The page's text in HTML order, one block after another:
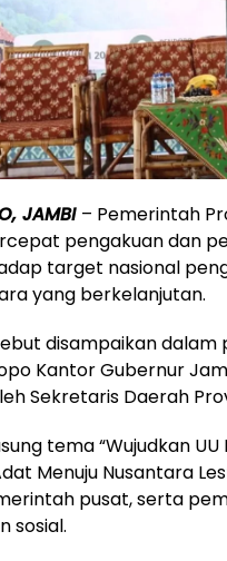
JAMBI – Pemerintah
pengakuan dan
target nasional
yang berkelanjutan.
disampaikan dalam
Kantor Gubernur
Sekretaris Daerah
tema “Wujudkan
Menuju Nusantara
pusat, serta
sosial.